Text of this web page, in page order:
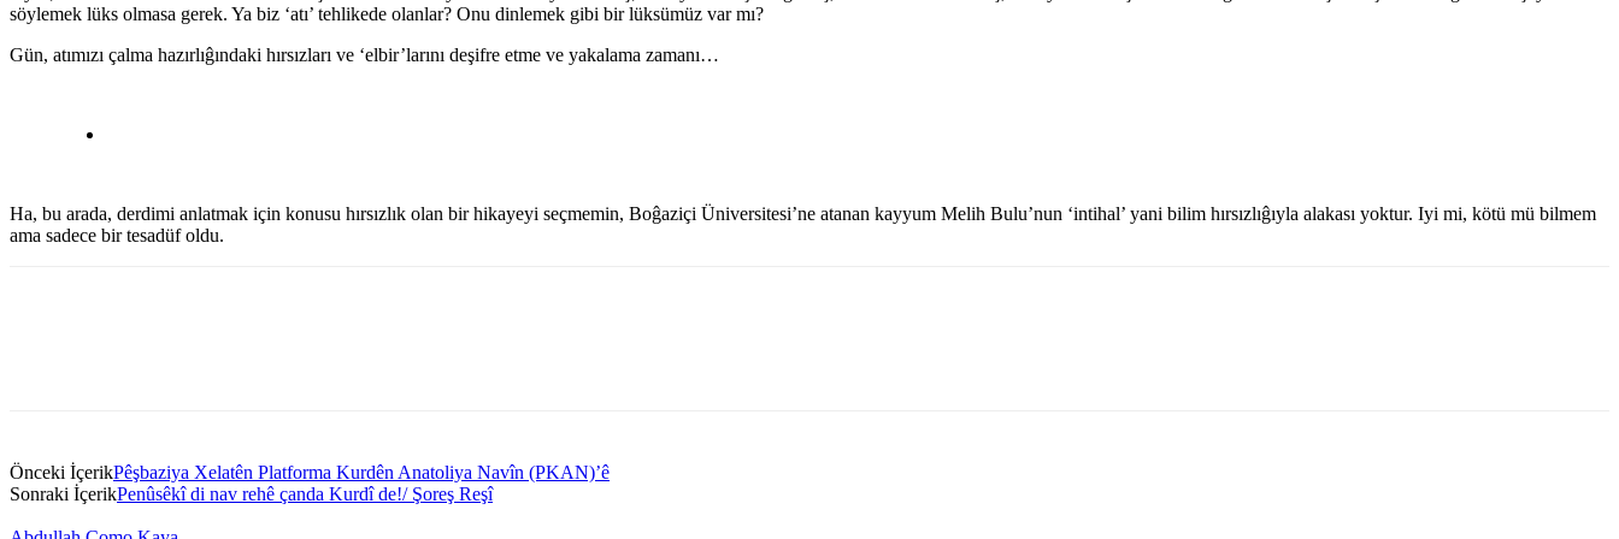
söylemek lüks olmasa gerek. Ya biz ‘atı’ tehlikede olanlar? Onu dinlemek gibi bir lüksümüz var mı?
Gün, atımızı çalma hazırlıĝındaki hırsızları ve ‘elbir’larını deşifre etme ve yakalama zamanı…
Ha, bu arada, derdimi anlatmak için konusu hırsızlık olan bir hikayeyi seçmemin, Boĝaziçi Üniversitesi’ne atanan kayyum Melih Bulu’nun ‘intihal’ yani bilim hırsızlıĝıyla alakası yoktur. Iyi mi, kötü mü bilmem
ama sadece bir tesadüf oldu.
Önceki İçerikPêşbaziya Xelatên Platforma Kurdên Anatoliya Navîn (PKAN)’ê
Sonraki İçerikPenûsêkî di nav rehê çanda Kurdî de!/ Şoreş Reşî